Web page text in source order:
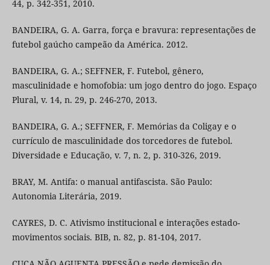
44, p. 342-351, 2010.
BANDEIRA, G. A. Garra, força e bravura: representações de
futebol gaúcho campeão da América. 2012.
BANDEIRA, G. A.; SEFFNER, F. Futebol, gênero,
masculinidade e homofobia: um jogo dentro do jogo. Espaço
Plural, v. 14, n. 29, p. 246-270, 2013.
BANDEIRA, G. A.; SEFFNER, F. Memórias da Coligay e o
currículo de masculinidade dos torcedores de futebol.
Diversidade e Educação, v. 7, n. 2, p. 310-326, 2019.
BRAY, M. Antifa: o manual antifascista. São Paulo:
Autonomia Literária, 2019.
CAYRES, D. C. Ativismo institucional e interações estado-
movimentos sociais. BIB, n. 82, p. 81-104, 2017.